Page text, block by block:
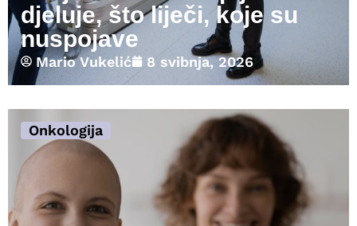
djeluje, što liječi, koje su
nuspojave
Mario Vukelić 8 svibnja, 2026
Onkologija